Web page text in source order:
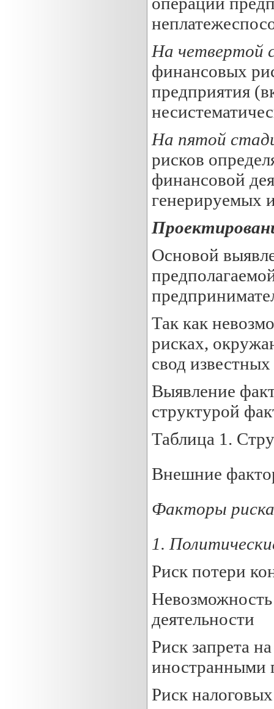
На четвертой
финансовых
предприятия
На пятой
рисков
финансовой
генерируемых
Основой
Так как
рисках,
свод
Выявление
структурой
Таблица 1.
Внешние
Факторы риска
1.
Риск потери
деятельности
Риск запрета
иностранными
Риск